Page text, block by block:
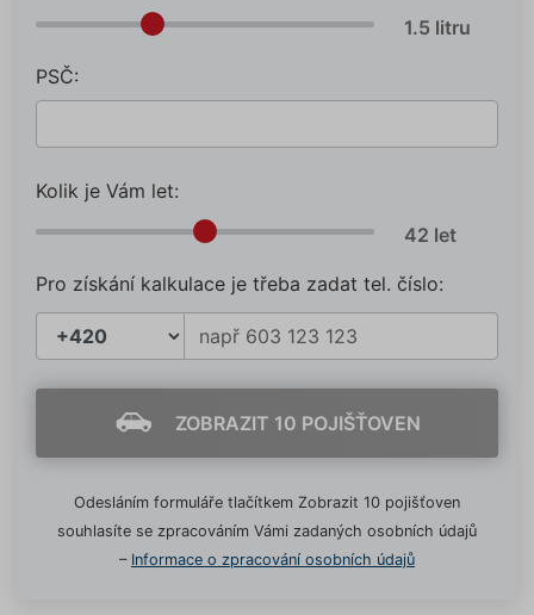
PSČ:
Kolik je Vám let:
Pro získání kalkulace je třeba zadat tel. číslo:
ZOBRAZIT 10 POJIŠŤOVEN
Odesláním formuláře tlačítkem Zobrazit 10 pojišťoven
souhlasíte se zpracováním Vámi zadaných osobních údajů
– Informace o zpracování osobních údajů